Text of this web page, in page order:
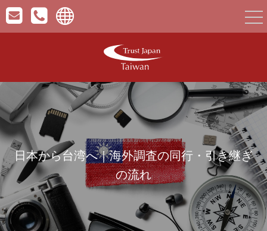
日本から台湾へ｜海外調査の同行・引き継ぎ
の流れ